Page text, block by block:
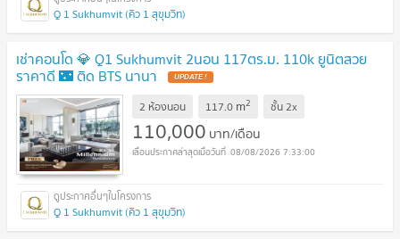
Q 1 Sukhumvit (คิว 1 สุขุมวิท)
เช่าคอนโด 💎 Q1 Sukhumvit 2นอน 117ตร.ม. 110k ยูนิตสวย
ราคาดี 🌃 ติด BTS นานา
2 ห้องนอน 117.0 m2 ชั้น2x
110,000 บาท/เดือน
08/08/2026 7:33:00
Q 1 Sukhumvit (คิว 1 สุขุมวิท)